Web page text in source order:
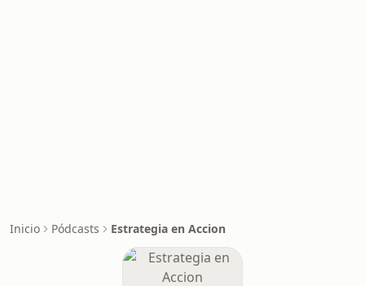
Inicio Pódcasts Estrategia en Accion